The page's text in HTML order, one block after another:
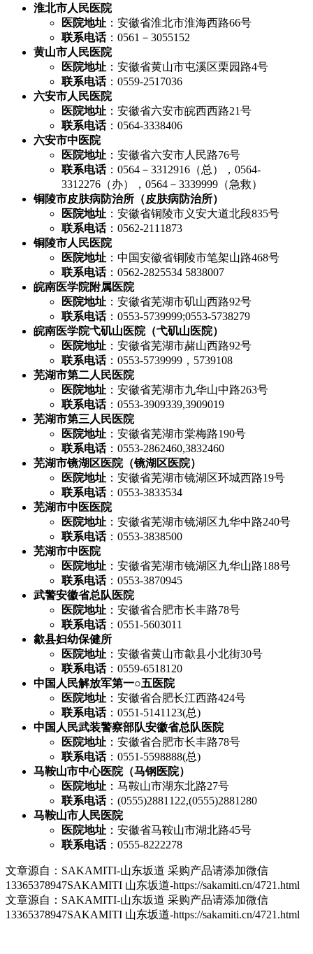
淮北市人民医院
医院地址 ：安徽省淮北市淮海西路66号
联系电话：0561－3055152
黄山市人民医院
医院地址 ：安徽省黄山市屯溪区栗园路4号
联系电话：0559-2517036
六安市人民医院
医院地址 ：安徽省六安市皖西西路21号
联系电话：0564-3338406
六安市中医院
医院地址 ：安徽省六安市人民路76号
联系电话：0564－3312916（总），0564-
3312276（办），0564－3339999（急救）
铜陵市皮肤病防治所（皮肤病防治所）
医院地址 ：安徽省铜陵市义安大道北段835号
联系电话：0562-2111873
铜陵市人民医院
医院地址 ：中国安徽省铜陵市笔架山路468号
联系电话：0562-2825534 5838007
皖南医学院附属医院
医院地址 ：安徽省芜湖市矶山西路92号
联系电话：0553-5739999;0553-5738279
皖南医学院弋矶山医院（弋矶山医院）
医院地址 ：安徽省芜湖市赭山西路92号
联系电话：0553-5739999，5739108
芜湖市第二人民医院
医院地址 ：安徽省芜湖市九华山中路263号
联系电话：0553-3909339,3909019
芜湖市第三人民医院
医院地址 ：安徽省芜湖市棠梅路190号
联系电话：0553-2862460,3832460
芜湖市镜湖区医院（镜湖区医院）
医院地址 ：安徽省芜湖市镜湖区环城西路19号
联系电话：0553-3833534
芜湖市中医医院
医院地址 ：安徽省芜湖市镜湖区九华中路240号
联系电话：0553-3838500
芜湖市中医院
医院地址 ：安徽省芜湖市镜湖区九华山路188号
联系电话：0553-3870945
武警安徽省总队医院
医院地址 ：安徽省合肥市长丰路78号
联系电话：0551-5603011
歙县妇幼保健所
医院地址 ：安徽省黄山市歙县小北街30号
联系电话：0559-6518120
中国人民解放军第一○五医院
医院地址 ：安徽省合肥长江西路424号
联系电话：0551-5141123(总)
中国人民武装警察部队安徽省总队医院
医院地址 ：安徽省合肥市长丰路78号
联系电话：0551-5598888(总)
马鞍山市中心医院（马钢医院）
医院地址 ：马鞍山市湖东北路27号
联系电话：(0555)2881122,(0555)2881280
马鞍山市人民医院
医院地址 ：安徽省马鞍山市湖北路45号
联系电话：0555-8222278
文章源自：SAKAMITI-山东坂道 采购产品请添加微信
13365378947SAKAMITI 山东坂道-https://sakamiti.cn/4721.html
文章源自：SAKAMITI-山东坂道 采购产品请添加微信
13365378947SAKAMITI 山东坂道-https://sakamiti.cn/4721.html